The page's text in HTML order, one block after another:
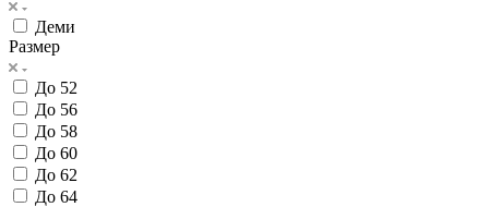
Деми
Размер
До 52
До 56
До 58
До 60
До 62
До 64